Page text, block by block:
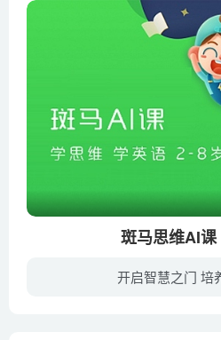
斑马思维AI
开启智慧之门 培